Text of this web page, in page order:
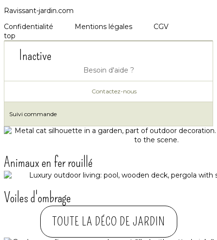
Ravissant-jardin.com
Confidentialité
Mentions légales
CGV
top
Inactive
Besoin d'aide ?
Contactez-nous
Suivi commande
Animaux en fer rouillé
Voiles d'ombrage
TOUTE LA DÉCO DE JARDIN